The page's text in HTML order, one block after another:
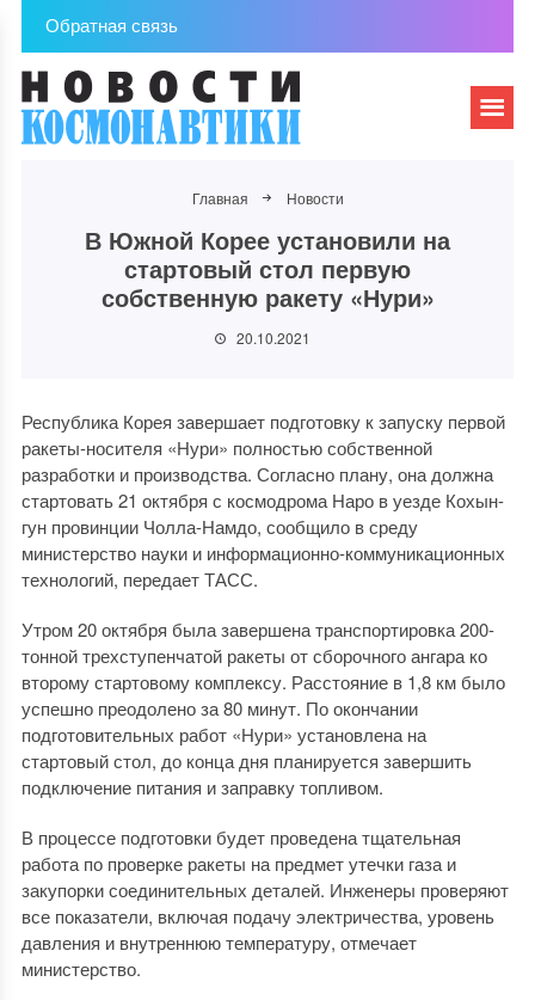
Обратная связь
Главная Новости
В Южной Корее установили на
стартовый стол первую
собственную ракету «Нури»
20.10.2021
Республика Корея завершает подготовку к запуску первой
ракеты-носителя «Нури» полностью собственной
разработки и производства. Согласно плану, она должна
стартовать 21 октября с космодрома Наро в уезде Кохын-
гун провинции Чолла-Намдо, сообщило в среду
министерство науки и информационно-коммуникационных
технологий, передает ТАСС.
Утром 20 октября была завершена транспортировка 200-
тонной трехступенчатой ракеты от сборочного ангара ко
второму стартовому комплексу. Расстояние в 1,8 км было
успешно преодолено за 80 минут. По окончании
подготовительных работ «Нури» установлена на
стартовый стол, до конца дня планируется завершить
подключение питания и заправку топливом.
В процессе подготовки будет проведена тщательная
работа по проверке ракеты на предмет утечки газа и
закупорки соединительных деталей. Инженеры проверяют
все показатели, включая подачу электричества, уровень
давления и внутреннюю температуру, отмечает
министерство.